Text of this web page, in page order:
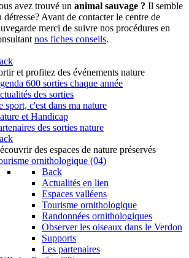
avez trouvé un animal sauvage ? Il semble
détresse? Avant de contacter le centre de
merci de suivre nos procédures en
nos fiches conseils.
et profitez des événements nature
600 sorties chaque année
des sorties
sport, c'est dans ma nature
et Handicap
des sorties nature
des espaces de nature préservés
ornithologique (04)
Back
Actualités en lien
Espaces valléens
Tourisme ornithologique
Randonnées ornithologiques
Observer les oiseaux dans le Verdon
Supports
Les partenaires